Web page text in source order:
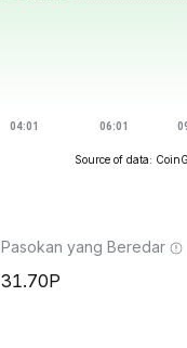
Source of data:
Pasokan yang Beredar
31.70P